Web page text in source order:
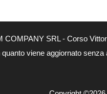
COMPANY SRL - Corso
viene aggiornato